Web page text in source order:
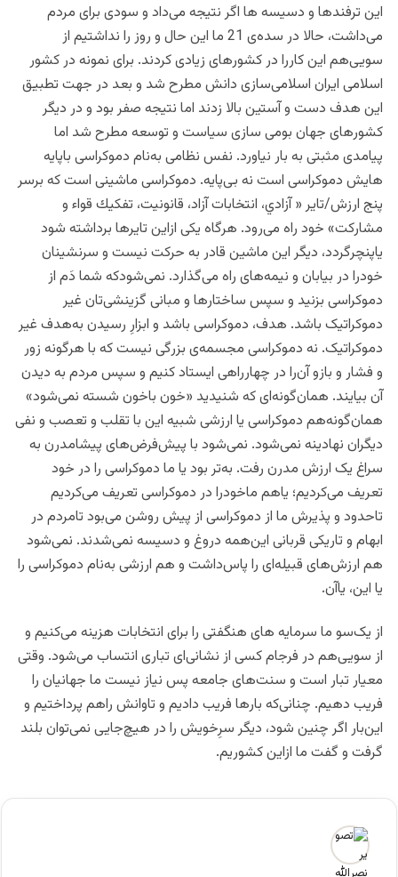
این ترفندها و دسیسه ها اگر نتیجه می‌داد و سودی برای مردم
می‌داشت، حالا در سده‌ی 21 ما این حال و روز را نداشتیم از
سویی‌هم این کاررا در کشورهای زیادی کردند. برای نمونه در کشور
اسلامی ایران اسلامی‌سازی دانش مطرح شد و بعد در جهت تطبیق
این هدف دست و آستین بالا زدند اما نتیجه صفر بود و در دیگر
کشورهای جهان بومی سازی سیاست و توسعه مطرح شد اما
پیامدی مثبتی به بار نیاورد. نفس نظامی به‌نام دموکراسی باپایه
هایش دموکراسی است نه بی‌پایه. دموکراسی ماشینی است که برسر
پنج ارزش/تایر «آزادي، انتخابات آزاد، قانونیت، تفكيك قواء و
مشاركت» خود راه می‌رود. هرگاه یکی ازاین تایرها برداشته شود
یاپنچرگردد، دیگر این ماشین قادر به حرکت نیست و سرنشینان
خودرا در بیابان و نیمه‌های راه می‌گذارد. نمی‌شودکه شما دَم از
دموکراسی بزنید و سپس ساختارها و مبانی گزینشی‌تان غیر
دموکراتیک باشد. هدف، دموکراسی باشد و ابزارِ رسیدن به‌هدف غیر
دموکراتیک. نه دموکراسی مجسمه‌ی بزرگی نیست که با هرگونه زور
و فشار و بازو آن‌را در چهارراهی ایستاد کنیم و سپس مردم به دیدن
آن بیایند. همان‌گونه‌ای که شنیدید «خون باخون شسته نمی‌شود»
همان‌گونه‌هم دموکراسی یا ارزشی شبیه این با تقلب و تعصب و نفی
دیگران نهادینه نمی‌شود. نمی‌شود با پیش‌فرض‌های پیشامدرن به
سراغ یک ارزش مدرن رفت. به‌تر بود یا ما دموکراسی را در خود
تعریف می‌کردیم؛ یاهم ماخودرا در دموکراسی تعریف می‌کردیم
تاحدود و پذیرش ما از دموکراسی از پیش روشن می‌بود تامردم در
ابهام و تاریکی قربانی این‌همه دروغ و دسیسه نمی‌شدند. نمی‌شود
هم ارزش‌های قبیله‌ای را پاس‌داشت و هم ارزشی به‌نام دموکراسی را
یا این، یاآن.
از یک‌سو ما سرمایه های هنگفتی را برای انتخابات هزینه می‌کنیم و
از سویی‌هم در فرجام کسی از نشانی‌ای تباری انتساب می‌شود. وقتی
معیار تبار است و سنت‌های جامعه پس نیاز نیست ما جهانیان را
فریب دهیم. چنانی‌که بارها فریب دادیم و تاوانش را‌هم پرداختیم و
این‌بار اگر چنین شود، دیگر سرِخویش را در هیچ‌جایی نمی‌توان بلند
گرفت و گفت ما ازاین کشوریم.